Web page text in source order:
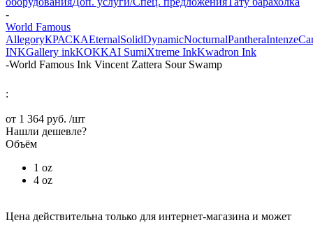
-
World Famous
AllegoryКРАСКАEternalSolidDynamicNocturnalPantheraIntenze
INKGallery inkKOKKAI SumiXtreme InkKwadron Ink
-World Famous Ink Vincent Zattera Sour Swamp
:
от 1 364 руб. /шт
Нашли дешевле?
Объём
1 oz
4 oz
Цена действительна только для интернет-магазина и может